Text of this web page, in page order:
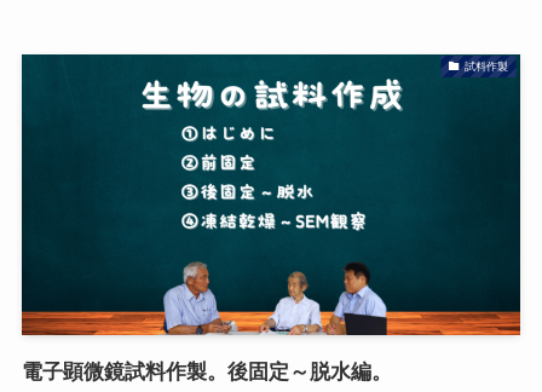
試料作製
電子顕微鏡試料作製。後固定～脱水編。